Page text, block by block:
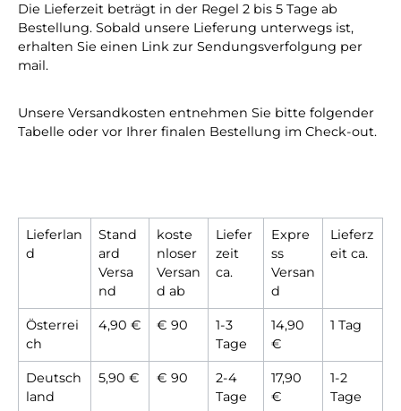
Die Lieferzeit beträgt in der Regel 2 bis 5 Tage ab
Bestellung. Sobald unsere Lieferung unterwegs ist,
erhalten Sie einen Link zur Sendungsverfolgung per
mail.
Unsere Versandkosten entnehmen Sie bitte folgender
Tabelle oder vor Ihrer finalen Bestellung im Check-out.
Lieferlan
d
Stand
ard
Versa
nd
koste
nloser
Versan
d ab
Liefer
zeit
ca.
Expre
ss
Versan
d
Lieferz
eit ca.
Österrei
ch
4,90 € € 90
1-3
Tage
14,90
€
1 Tag
Deutsch
land
5,90 € € 90
2-4
Tage
17,90
€
1-2
Tage